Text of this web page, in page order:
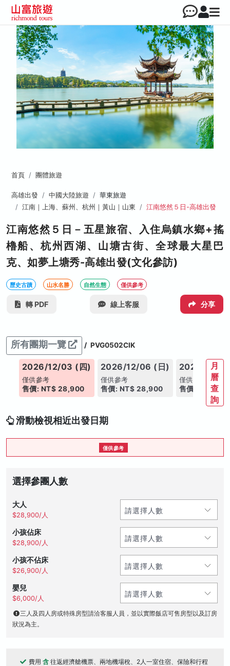
首頁 團體旅遊
高雄出發 中國大陸旅遊
華東旅遊
江南｜上海、蘇州、杭州｜黃山｜山東
江南悠然５日-高雄出發
江南悠然５日－五星旅宿、入住烏鎮水鄉+搖
櫓船、杭州西湖、山塘古街、全球最大星巴
克、如夢上塘秀-高雄出發(文化參訪)
歷史古蹟 山水名勝 自然生態 僅供參考
轉 PDF 線上客服 分享
所有團期一覽 / PVG0502CIK
2026/12/03 (四)
僅供參考
售價: NT$ 28,900
2026/12/06 (日)
僅供參考
售價: NT$ 28,900
2026/12/11
僅供參考
售價: NT$
月
曆
查
詢
滑動檢視相近出發日期
僅供參考
選擇參團人數
大人
$28,900/人
小孩佔床
$28,900/人
小孩不佔床
$26,900/人
嬰兒
$6,000/人
三人及四人房或特殊房型請洽客服人員，並以實際飯店可售房型以及訂房
狀況為主。
費用 含 往返經濟艙機票、兩地機場稅、2人一室住宿、保險和行程